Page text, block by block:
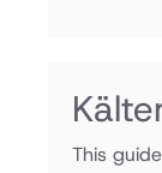
This